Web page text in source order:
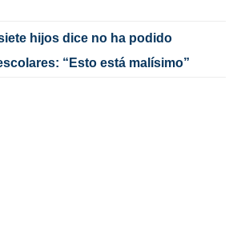
hijos dice no ha podido
“Esto está malísimo”